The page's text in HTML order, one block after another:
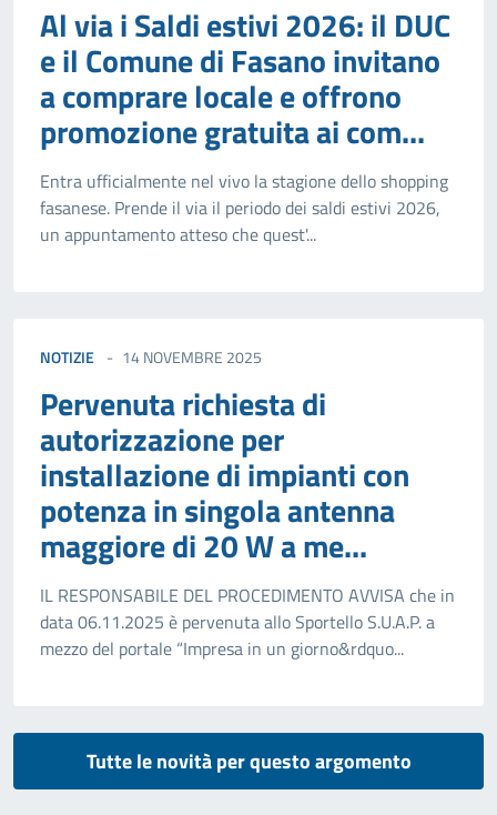
Al via i Saldi estivi 2026: il DUC
e il Comune di Fasano invitano
a comprare locale e offrono
promozione gratuita ai com...
Entra ufficialmente nel vivo la stagione dello shopping
fasanese. Prende il via il periodo dei saldi estivi 2026,
un appuntamento atteso che quest'...
NOTIZIE 14 NOVEMBRE 2025
Pervenuta richiesta di
autorizzazione per
installazione di impianti con
potenza in singola antenna
maggiore di 20 W a me...
IL RESPONSABILE DEL PROCEDIMENTO AVVISA che in
data 06.11.2025 è pervenuta allo Sportello S.U.A.P. a
mezzo del portale “Impresa in un giorno&rdquo...
Tutte le novità per questo argomento